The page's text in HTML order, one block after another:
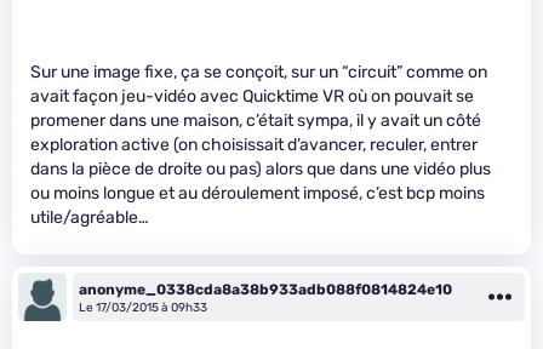
Sur une image fixe, ça se conçoit, sur un “circuit” comme on
avait façon jeu-vidéo avec Quicktime VR où on pouvait se
promener dans une maison, c’était sympa, il y avait un côté
exploration active (on choisissait d’avancer, reculer, entrer
dans la pièce de droite ou pas) alors que dans une vidéo plus
ou moins longue et au déroulement imposé, c’est bcp moins
utile/agréable…
anonyme_0338cda8a38b933adb088f0814824e10
Le 17/03/2015 à 09h33